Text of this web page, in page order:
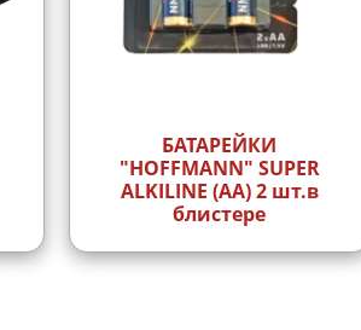
БАТАРЕЙКИ
"HOFFMANN" SUPER
ALKILINE (AA) 2 шт.в
блистере